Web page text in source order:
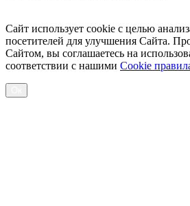
Сайт использует cookie с целью
посетителей для улучшения Сайта.
Сайтом, вы соглашаетесь на
соответствии с нашими Cookiе